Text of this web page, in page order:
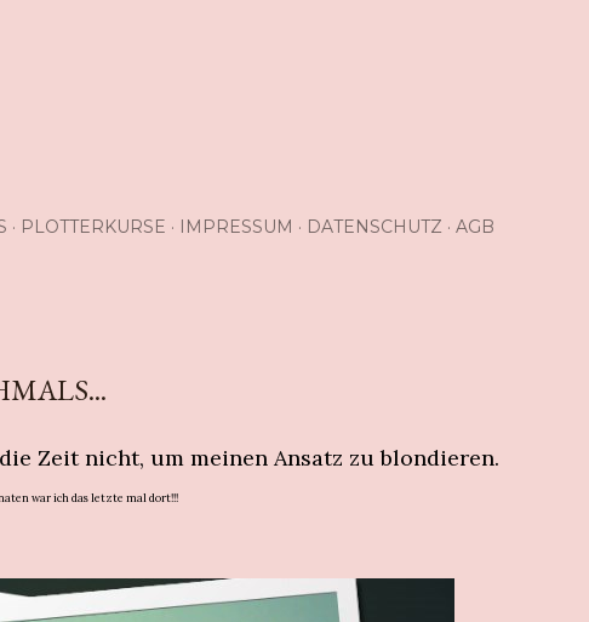
PLOTTERKURSE IMPRESSUM DATENSCHUTZ AGB
Zeit nicht, um meinen Ansatz zu blondieren.
war ich das letzte mal dort!!!